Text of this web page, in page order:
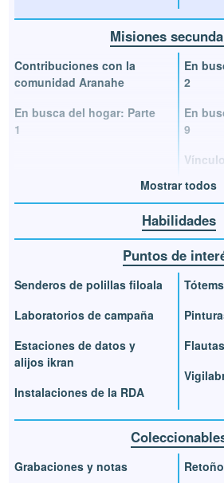
Misiones
Contribuciones con la
comunidad Aranahe
En busca del hogar: Parte
1
En
2
En
9
Mostrar todos
Habilidades
Puntos de
Senderos de polillas filoala
Laboratorios de campaña
Estaciones de datos y
alijos ikran
Instalaciones de la RDA
Grabaciones y notas